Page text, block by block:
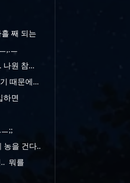
째 되는
,.ㅡ
나원 참...
때문에...
하면
;;
농을 건다..
.. 뭐를